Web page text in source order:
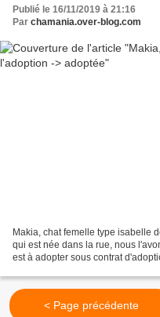
Publié le 16/11/2019 à 21:16
Par chamania.over-blog.com
Makia, chat femelle type isabelle
qui est née dans la rue, nous
est à adopter sous contrat
< Page précédente